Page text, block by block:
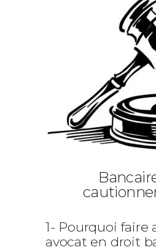
1- Pourquoi faire
avocat en droit